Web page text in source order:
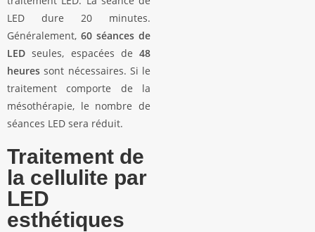
LED dure 20 minutes.
Généralement, 60 séances de
LED seules, espacées de 48
heures sont nécessaires. Si le
traitement comporte de la
mésothérapie, le nombre de
séances LED sera réduit.
Traitement de
la cellulite par
LED
esthétiques